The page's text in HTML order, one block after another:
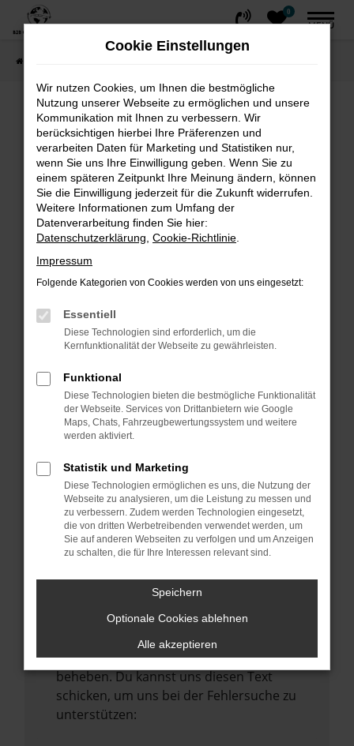
Zum
springen
0
MENÜ
Fehler: Network Error
Beim Laden ist ein Fehler aufgetreten.
Hier sind ein paar Tipps, die dir helfen können:
Überprüfe deine Firewall und deine
Internetverbindung.
Laden andere Webseiten, zum Beispiel
Prüfe deine Browsererweiterungen.
können das Laden bestimmter Seiten
verhindern. Funktioniert die Seite in einem
anderen Browser oder in einem privaten
Fenster?
Starte dein Gerät neu.
Das kann manchmal helfen,
vorübergehende Probleme zu beheben.
Stelle sicher, dass dein Browser und dein
Betriebssystem auf dem neuesten Stand
sind.
Veraltete Software birgt nicht nur ein
Sicherheitsrisiko, sondern kann auch dazu
führen, dass bestimmte Funktionen nicht
mehr unterstützt werden.
Wende dich an den Webseitenbetreiber.
Wenn du alle oben genannten Schritte
versucht hast, kontaktiere uns bitte. Wir
werden versuchen, das Problem zu
beheben. Du kannst uns diesen Text
schicken, um uns bei der Fehlersuche zu
unterstützen:
Cookie Einstellungen
Wir nutzen Cookies, um Ihnen die bestmögliche
Nutzung unserer Webseite zu ermöglichen und unsere
Kommunikation mit Ihnen zu verbessern. Wir
berücksichtigen hierbei Ihre Präferenzen und
verarbeiten Daten für Marketing und Statistiken nur,
wenn Sie uns Ihre Einwilligung geben. Wenn Sie zu
einem späteren Zeitpunkt Ihre Meinung ändern, können
Sie die Einwilligung jederzeit für die Zukunft widerrufen.
Weitere Informationen zum Umfang der
Datenverarbeitung finden Sie hier:
Datenschutzerklärung Cookie-Richtlinie
Impressum
Folgende Kategorien von Cookies werden von uns eingesetzt:
Essentiell
Diese Technologien sind erforderlich, um die
Kernfunktionalität der Webseite zu gewährleisten.
Funktional
Diese Technologien bieten die bestmögliche Funktionalität
der Webseite. Services von Drittanbietern wie Google
Maps, Chats, Fahrzeugbewertungssystem und weitere
werden aktiviert.
Statistik und Marketing
Diese Technologien ermöglichen es uns, die Nutzung der
Webseite zu analysieren, um die Leistung zu messen und
zu verbessern. Zudem werden Technologien eingesetzt,
die von dritten Werbetreibenden verwendet werden, um
Sie auf anderen Webseiten zu verfolgen und um Anzeigen
zu schalten, die für Ihre Interessen relevant sind.
Speichern
Optionale Cookies ablehnen
Alle akzeptieren